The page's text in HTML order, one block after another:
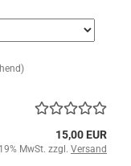
15,00 EUR
MwSt. zzgl. Versand